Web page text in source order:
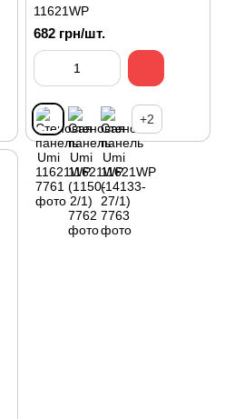
11621WP
682 грн/шт.
+2